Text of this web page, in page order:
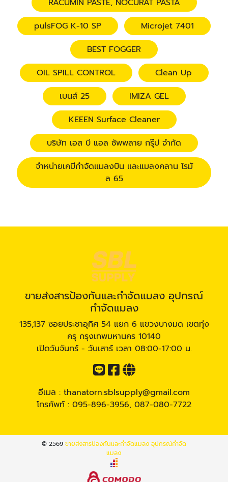
RACUMIN PASTE, NOCURAT PASTA
pulsFOG K-10 SP
Microjet 7401
BEST FOGGER
OIL SPILL CONTROL
Clean Up
เบนส์ 25
IMIZA GEL
KEEEN Surface Cleaner
บริษัท เอส บี แอล ซัพพลาย กรุ๊ป จำกัด
จำหน่ายเคมีกำจัดแมลงบิน และแมลงคลาน โรมั
ล 65
ขายส่งสารป้องกันและกำจัดแมลง อุปกรณ์
กำจัดแมลง
135,137 ซอยประชาอุทิศ 54 แยก 6 แขวงบางมด เขตทุ่ง
ครุ กรุงเทพมหานคร 10140
เปิดวันจันทร์ - วันเสาร์ เวลา 08:00-17:00 น.
อีเมล : thanatorn.sblsupply@gmail.com
โทรศัพท์ : 095-896-3956, 087-080-7722
© 2569 ขายส่งสารป้องกันและกำจัดแมลง อุปกรณ์กำจัด
แมลง